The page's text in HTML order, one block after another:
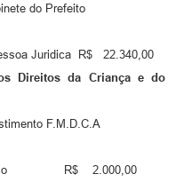
do Prefeito
Juridica R$ 22.340,00
Direitos da Criança e do
F.M.D.C.A
R$ 2.000,00